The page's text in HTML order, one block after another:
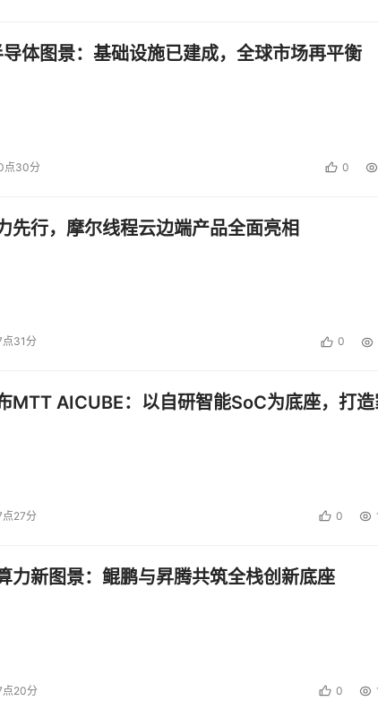
体图景：基础设施已建成，全球市场再平衡
点30分 0
先行，摩尔线程云边端产品全面亮相
31分 0
MTT AICUBE：以自研智能SoC为底座，打
27分 0
力新图景：鲲鹏与昇腾共筑全栈创新底座
点20分 0